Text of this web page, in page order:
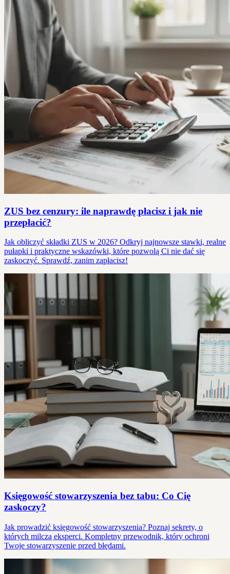
ZUS bez cenzury: ile naprawdę płacisz i jak nie
przepłacić?
Jak obliczyć składki ZUS w 2026? Odkryj najnowsze stawki, realne
pułapki i praktyczne wskazówki, które pozwolą Ci nie dać się
zaskoczyć. Sprawdź, zanim zapłacisz!
Księgowość stowarzyszenia bez tabu: Co Cię
zaskoczy?
Jak prowadzić księgowość stowarzyszenia? Poznaj sekrety, o
których milczą eksperci. Kompletny przewodnik, który ochroni
Twoje stowarzyszenie przed błędami.